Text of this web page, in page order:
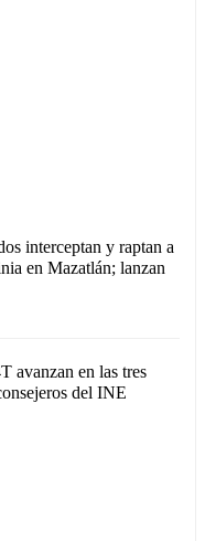
interceptan y raptan a
en Mazatlán; lanzan
avanzan en las tres
del INE